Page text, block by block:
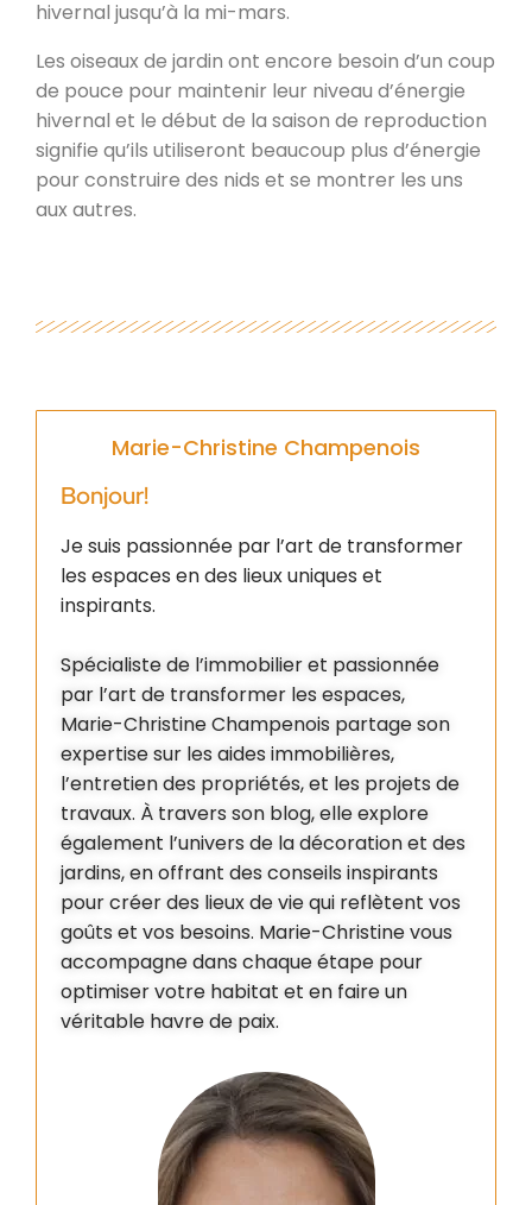
hivernal jusqu’à la mi-mars.
Les oiseaux de jardin ont encore besoin d’un coup
de pouce pour maintenir leur niveau d’énergie
hivernal et le début de la saison de reproduction
signifie qu’ils utiliseront beaucoup plus d’énergie
pour construire des nids et se montrer les uns
aux autres.
Marie-Christine Champenois
Bonjour!
Je suis passionnée par l’art de transformer
les espaces en des lieux uniques et
inspirants.
Spécialiste de l’immobilier et passionnée
par l’art de transformer les espaces,
Marie-Christine Champenois partage son
expertise sur les aides immobilières,
l’entretien des propriétés, et les projets de
travaux. À travers son blog, elle explore
également l’univers de la décoration et des
jardins, en offrant des conseils inspirants
pour créer des lieux de vie qui reflètent vos
goûts et vos besoins. Marie-Christine vous
accompagne dans chaque étape pour
optimiser votre habitat et en faire un
véritable havre de paix.